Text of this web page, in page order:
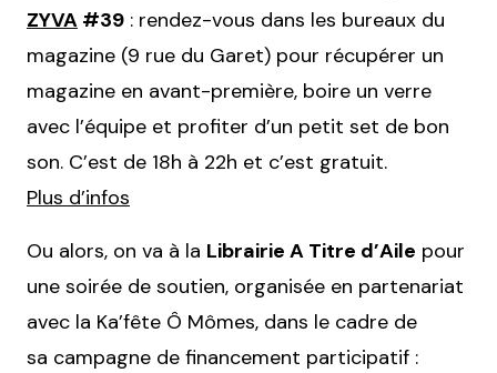
ZYVA #39 : rendez-vous dans les bureaux du
magazine (9 rue du Garet) pour récupérer un
magazine en avant-première, boire un verre
avec l’équipe et profiter d’un petit set de bon
son. C’est de 18h à 22h et c’est gratuit.
Plus d’infos
Ou alors, on va à la Librairie A Titre d’Aile pour
une soirée de soutien, organisée en partenariat
avec la Ka’fête Ô Mômes, dans le cadre de
sa campagne de financement participatif :